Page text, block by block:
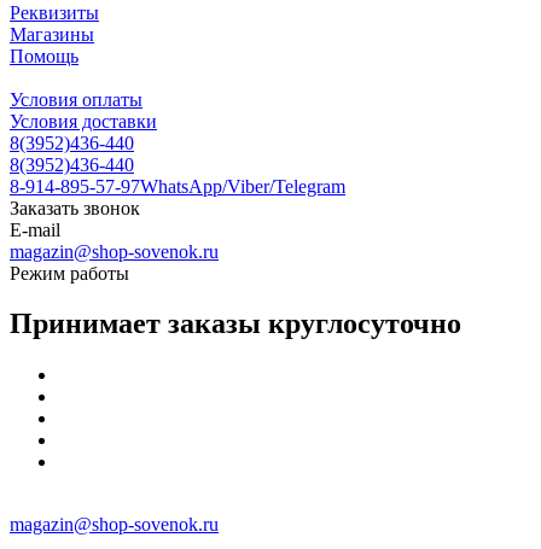
Реквизиты
Магазины
Помощь
Условия оплаты
Условия доставки
8(3952)436-440
8(3952)436-440
8-914-895-57-97WhatsApp/Viber/Telegram
Заказать звонок
E-mail
magazin@shop-sovenok.ru
Режим работы
Принимает заказы круглосуточно
magazin@shop-sovenok.ru